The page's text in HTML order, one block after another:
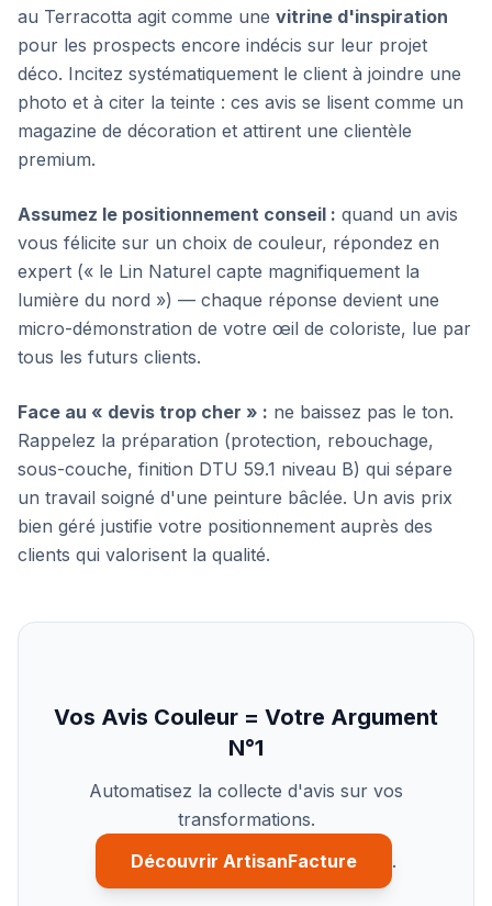
au Terracotta agit comme une vitrine d'inspiration
pour les prospects encore indécis sur leur projet
déco. Incitez systématiquement le client à joindre une
photo et à citer la teinte : ces avis se lisent comme un
magazine de décoration et attirent une clientèle
premium.
Assumez le positionnement conseil : quand un avis
vous félicite sur un choix de couleur, répondez en
expert (« le Lin Naturel capte magnifiquement la
lumière du nord ») — chaque réponse devient une
micro-démonstration de votre œil de coloriste, lue par
tous les futurs clients.
Face au « devis trop cher » : ne baissez pas le ton.
Rappelez la préparation (protection, rebouchage,
sous-couche, finition DTU 59.1 niveau B) qui sépare
un travail soigné d'une peinture bâclée. Un avis prix
bien géré justifie votre positionnement auprès des
clients qui valorisent la qualité.
Vos Avis Couleur = Votre Argument
N°1
Automatisez la collecte d'avis sur vos
transformations.
Découvrir ArtisanFacture
.